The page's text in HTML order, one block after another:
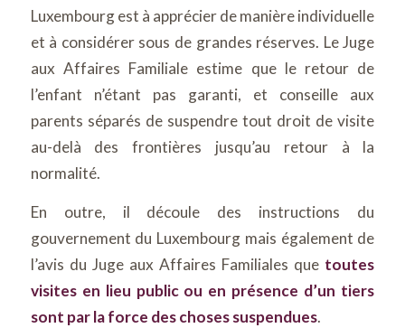
Luxembourg est à apprécier de manière individuelle
et à considérer sous de grandes réserves. Le Juge
aux Affaires Familiale estime que le retour de
l’enfant n’étant pas garanti, et conseille aux
parents séparés de suspendre tout droit de visite
au-delà des frontières jusqu’au retour à la
normalité.
En outre, il découle des instructions du
gouvernement du Luxembourg mais également de
l’avis du Juge aux Affaires Familiales que toutes
visites en lieu public ou en présence d’un tiers
sont par la force des choses suspendues.